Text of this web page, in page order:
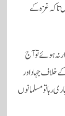
تاکہ غزہ کے
نہ ہوئے تو آج
خلاف جہاد اور
رہا تو مسلمانوں